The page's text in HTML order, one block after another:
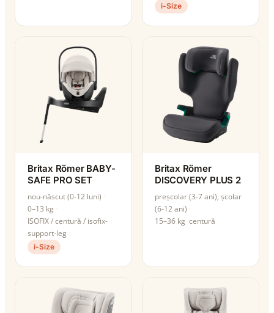
i-Size
Britax Römer BABY-
SAFE PRO SET
nou-născut (0-12 luni)
0–13 kg
ISOFIX / centură / isofix-
support-leg
i-Size
Britax Römer
DISCOVERY PLUS 2
preșcolar (3-7 ani), școlar
(6-12 ani)
15–36 kg centură